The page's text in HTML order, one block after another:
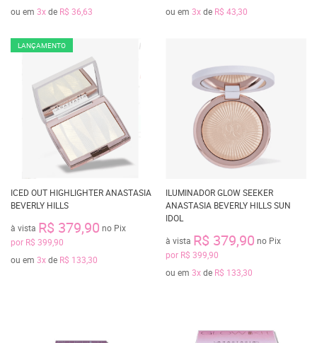
ou em 3xde R$ 36,63
ou em 3xde R$ 43,30
LANÇAMENTO
ICED OUT HIGHLIGHTER ANASTASIA
BEVERLY HILLS
à vista R$ 379,90 no Pix
por R$ 399,90
ou em 3xde R$ 133,30
ILUMINADOR GLOW SEEKER
ANASTASIA BEVERLY HILLS SUN
IDOL
à vista R$ 379,90 no Pix
por R$ 399,90
ou em 3xde R$ 133,30